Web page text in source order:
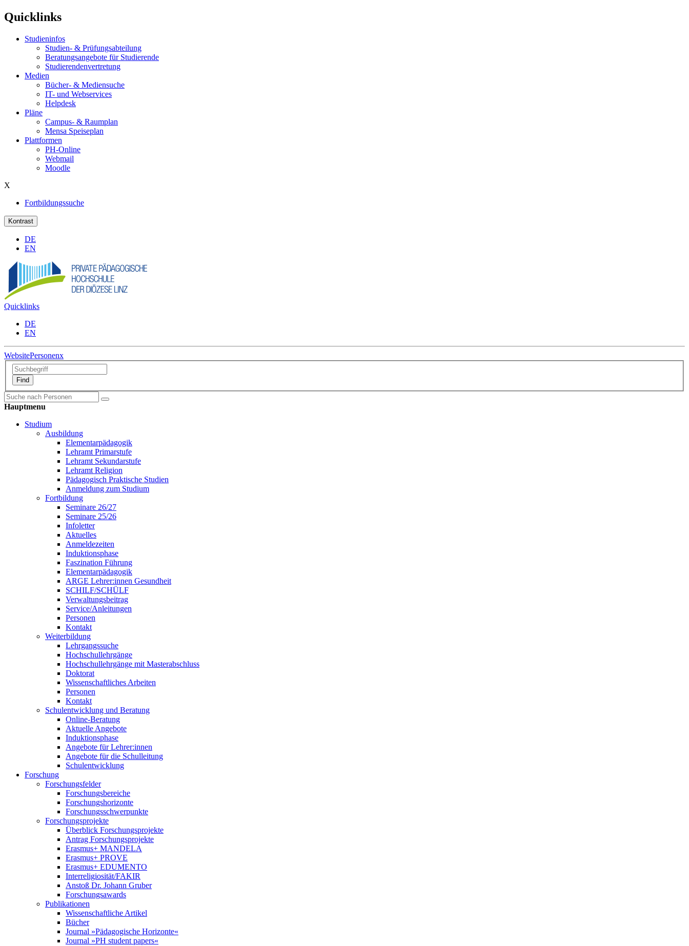
Quicklinks
Studieninfos
Studien- & Prüfungsabteilung
Beratungsangebote für Studierende
Studierendenvertretung
Medien
Bücher- & Mediensuche
IT- und Webservices
Helpdesk
Pläne
Campus- & Raumplan
Mensa Speiseplan
Plattformen
PH-Online
Webmail
Moodle
X
Fortbildungssuche
Kontrast
DE
EN
Quicklinks
DE
EN
WebsitePersonenx
Hauptmenu
Studium
Ausbildung
Elementarpädagogik
Lehramt Primarstufe
Lehramt Sekundarstufe
Lehramt Religion
Pädagogisch Praktische Studien
Anmeldung zum Studium
Fortbildung
Seminare 26/27
Seminare 25/26
Infoletter
Aktuelles
Anmeldezeiten
Induktionsphase
Faszination Führung
Elementarpädagogik
ARGE Lehrer:innen Gesundheit
SCHILF/SCHÜLF
Verwaltungsbeitrag
Service/Anleitungen
Personen
Kontakt
Weiterbildung
Lehrgangssuche
Hochschullehrgänge
Hochschullehrgänge mit Masterabschluss
Doktorat
Wissenschaftliches Arbeiten
Personen
Kontakt
Schulentwicklung und Beratung
Online-Beratung
Aktuelle Angebote
Induktionsphase
Angebote für Lehrer:innen
Angebote für die Schulleitung
Schulentwicklung
Forschung
Forschungsfelder
Forschungsbereiche
Forschungshorizonte
Forschungsschwerpunkte
Forschungsprojekte
Überblick Forschungsprojekte
Antrag Forschungsprojekte
Erasmus+ MANDELA
Erasmus+ PROVE
Erasmus+ EDUMENTO
Interreligiosität/FAKIR
Anstoß Dr. Johann Gruber
Forschungsawards
Publikationen
Wissenschaftliche Artikel
Bücher
Journal »Pädagogische Horizonte«
Journal »PH student papers«